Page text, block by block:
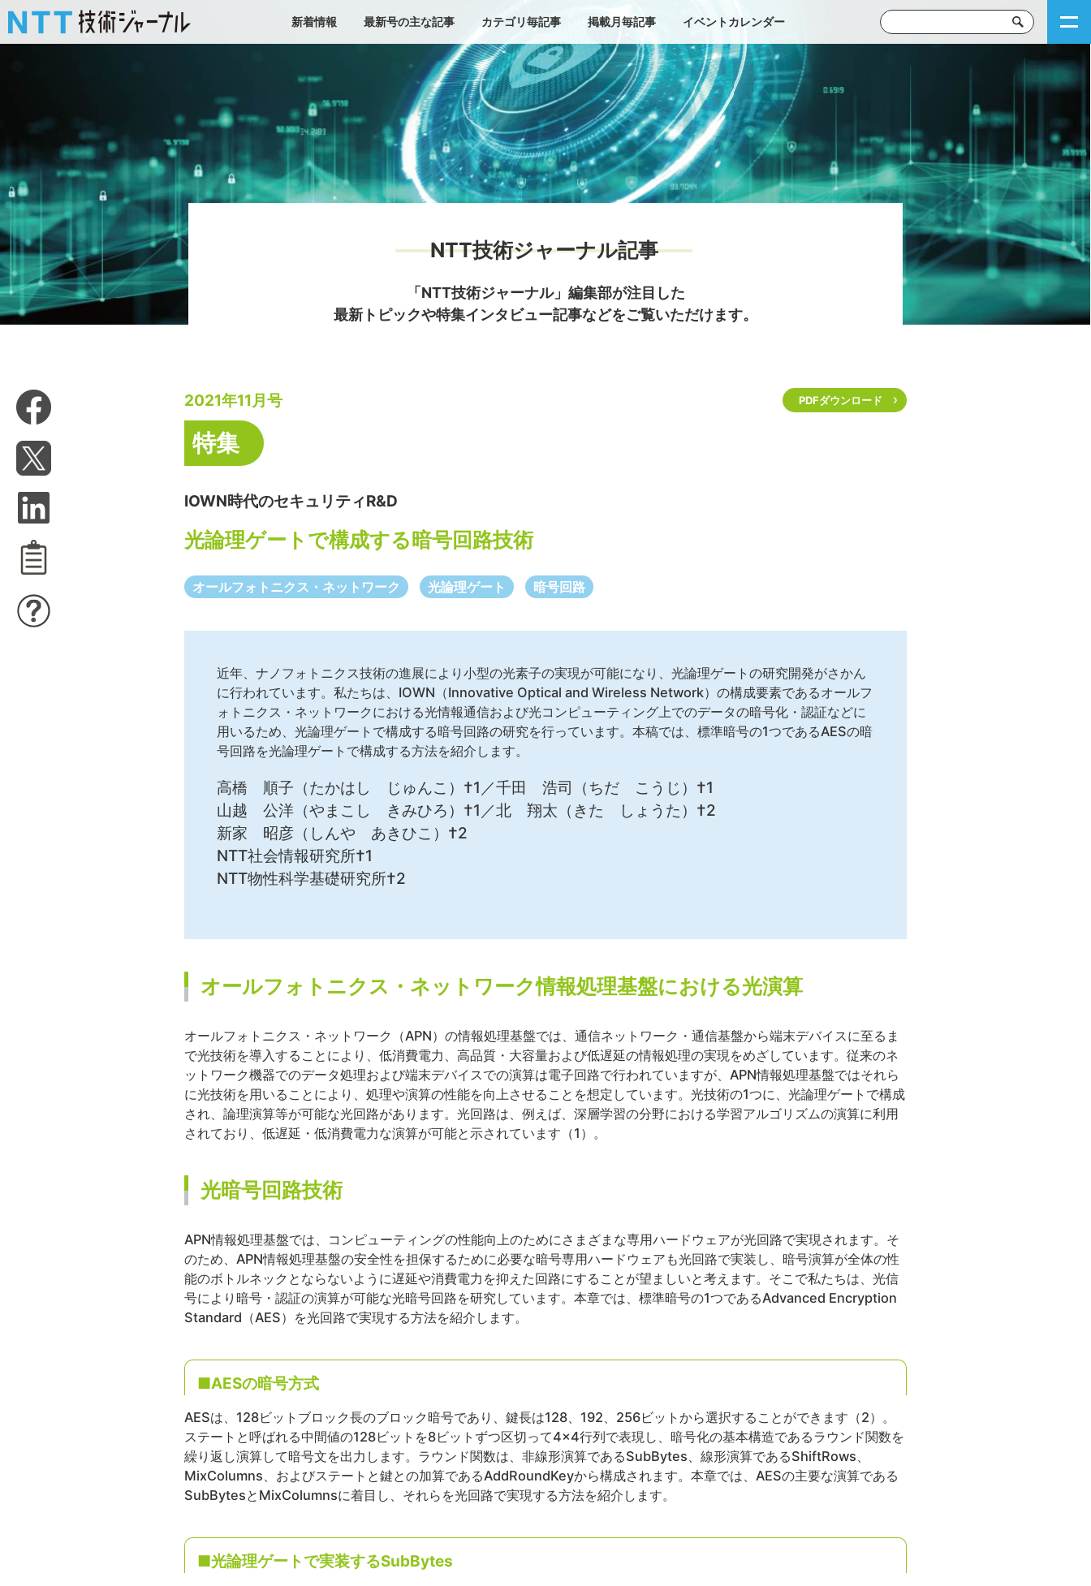
新着情報 最新号の主な記事 カテゴリ毎記事 掲載月毎記事 イベントカレンダー
NTT技術ジャーナル記事
「NTT技術ジャーナル」編集部が注目した
最新トピックや特集インタビュー記事などをご覧いただけます。
PDFダウンロード
2021年11月号
特集
IOWN時代のセキュリティR&D
光論理ゲートで構成する暗号回路技術
オールフォトニクス・ネットワーク 光論理ゲート 暗号回路
近年、ナノフォトニクス技術の進展により小型の光素子の実現が可能になり、光論理ゲートの研究開発がさかん
に行われています。私たちは、IOWN（Innovative Optical and Wireless Network）の構成要素であるオールフ
ォトニクス・ネットワークにおける光情報通信および光コンピューティング上でのデータの暗号化・認証などに
用いるため、光論理ゲートで構成する暗号回路の研究を行っています。本稿では、標準暗号の1つであるAESの暗
号回路を光論理ゲートで構成する方法を紹介します。
高橋 順子（たかはし じゅんこ）†1／千田 浩司（ちだ こうじ）†1
山越 公洋（やまこし きみひろ）†1／北 翔太（きた しょうた）†2
新家 昭彦（しんや あきひこ）†2
NTT社会情報研究所†1
NTT物性科学基礎研究所†2
オールフォトニクス・ネットワーク情報処理基盤における光演算
オールフォトニクス・ネットワーク（APN）の情報処理基盤では、通信ネットワーク・通信基盤から端末デバイスに至るま
で光技術を導入することにより、低消費電力、高品質・大容量および低遅延の情報処理の実現をめざしています。従来のネ
ットワーク機器でのデータ処理および端末デバイスでの演算は電子回路で行われていますが、APN情報処理基盤ではそれら
に光技術を用いることにより、処理や演算の性能を向上させることを想定しています。光技術の1つに、光論理ゲートで構成
され、論理演算等が可能な光回路があります。光回路は、例えば、深層学習の分野における学習アルゴリズムの演算に利用
されており、低遅延・低消費電力な演算が可能と示されています（1）。
光暗号回路技術
APN情報処理基盤では、コンピューティングの性能向上のためにさまざまな専用ハードウェアが光回路で実現されます。そ
のため、APN情報処理基盤の安全性を担保するために必要な暗号専用ハードウェアも光回路で実装し、暗号演算が全体の性
能のボトルネックとならないように遅延や消費電力を抑えた回路にすることが望ましいと考えます。そこで私たちは、光信
号により暗号・認証の演算が可能な光暗号回路を研究しています。本章では、標準暗号の1つであるAdvanced Encryption
Standard（AES）を光回路で実現する方法を紹介します。
■AESの暗号方式
AESは、128ビットブロック長のブロック暗号であり、鍵長は128、192、256ビットから選択することができます（2）。
ステートと呼ばれる中間値の128ビットを8ビットずつ区切って4×4行列で表現し、暗号化の基本構造であるラウンド関数を
繰り返し演算して暗号文を出力します。ラウンド関数は、非線形演算であるSubBytes、線形演算であるShiftRows、
MixColumns、およびステートと鍵との加算であるAddRoundKeyから構成されます。本章では、AESの主要な演算である
SubBytesとMixColumnsに着目し、それらを光回路で実現する方法を紹介します。
■光論理ゲートで実装するSubBytes